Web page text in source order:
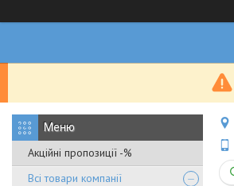
Акційні пропозиції -%
Всі товари компанії